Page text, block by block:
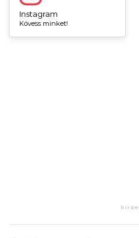
Instagram
Kövess minket!